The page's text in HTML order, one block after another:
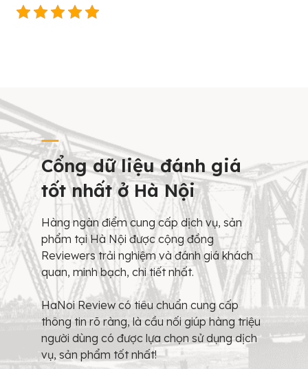
Cổng dữ liệu đánh giá
tốt nhất ở Hà Nội
Hàng ngàn điểm cung cấp dịch vụ, sản
phẩm tại Hà Nội được cộng đồng
Reviewers trải nghiệm và đánh giá khách
quan, minh bạch, chi tiết nhất.
HaNoi Review có tiêu chuẩn cung cấp
thông tin rõ ràng, là cầu nối giúp hàng triệu
người dùng có được lựa chọn sử dụng dịch
vụ, sản phẩm tốt nhất!